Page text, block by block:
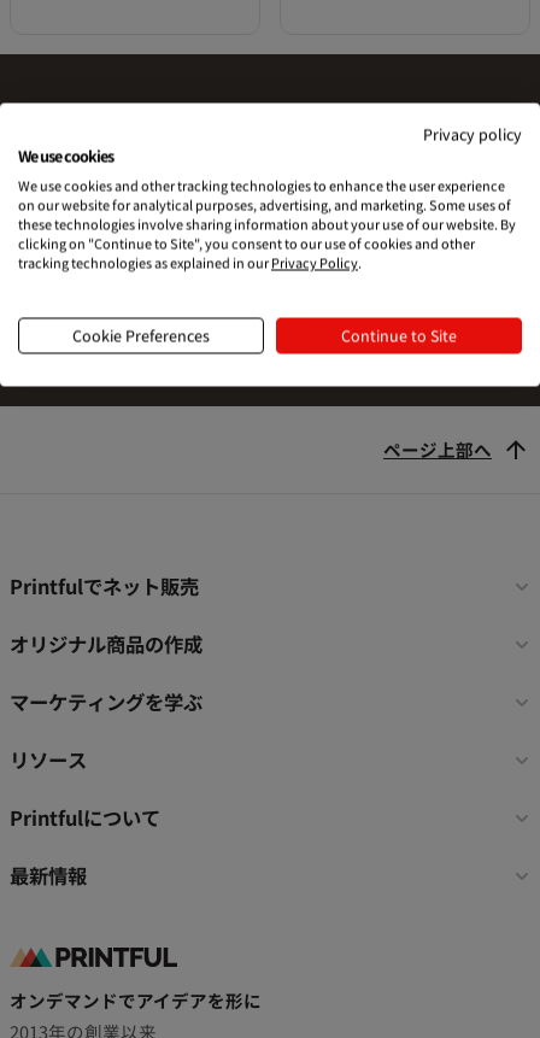
Printfulを試す準備はできました
か？
ページ上部へ
フ
タ
リ
ク
Printfulでネット販売
オリジナル商品の作成
マーケティングを学ぶ
リソース
Printfulについて
最新情報
オンデマンドでアイデアを形に
2013年の創業以来
Privacy policy
We use cookies
We use cookies and other tracking technologies to enhance the user experience
on our website for analytical purposes, advertising, and marketing. Some uses of
these technologies involve sharing information about your use of our website. By
clicking on "Continue to Site", you consent to our use of cookies and other
tracking technologies as explained in ourPrivacy Policy.
Cookie Preferences Continue to Site